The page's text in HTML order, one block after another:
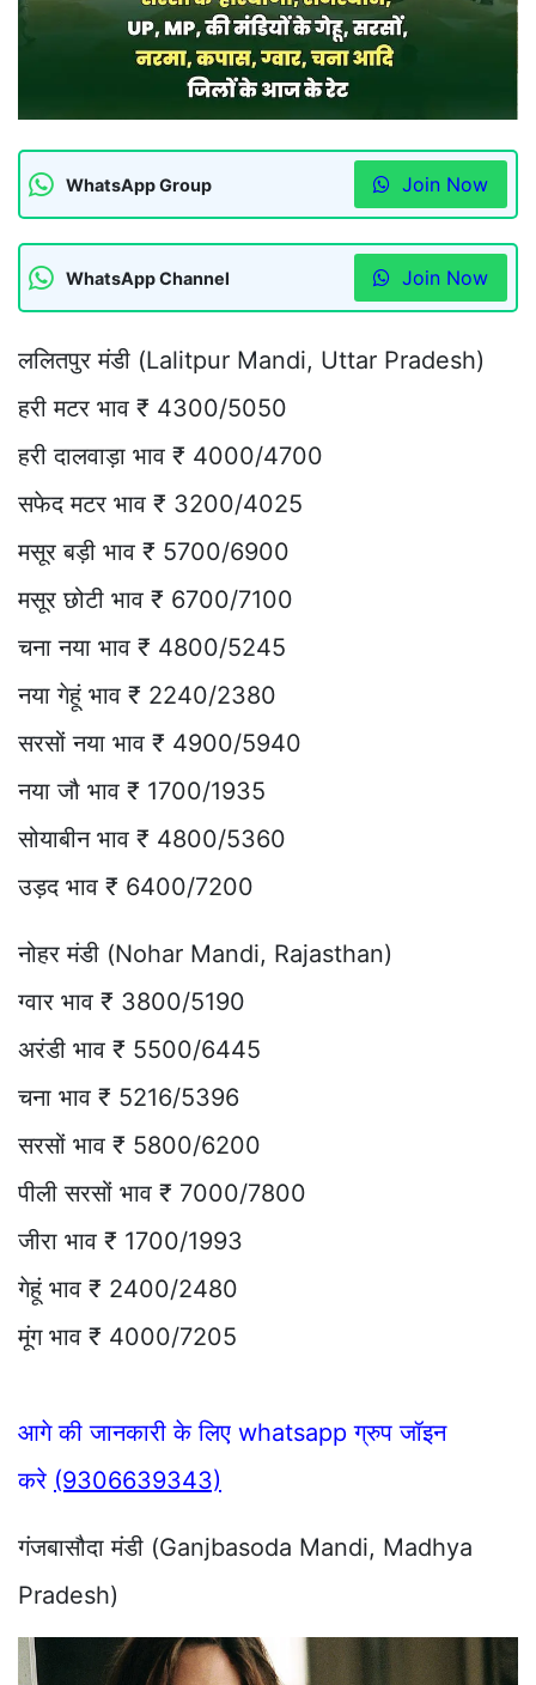
WhatsApp Group Join Now
WhatsApp Channel Join Now
ललितपुर मंडी (Lalitpur Mandi, Uttar Pradesh)
हरी मटर भाव ₹ 4300/5050
हरी दालवाड़ा भाव ₹ 4000/4700
सफेद मटर भाव ₹ 3200/4025
मसूर बड़ी भाव ₹ 5700/6900
मसूर छोटी भाव ₹ 6700/7100
चना नया भाव ₹ 4800/5245
नया गेहूं भाव ₹ 2240/2380
सरसों नया भाव ₹ 4900/5940
नया जौ भाव ₹ 1700/1935
सोयाबीन भाव ₹ 4800/5360
उड़द भाव ₹ 6400/7200
नोहर मंडी (Nohar Mandi, Rajasthan)
ग्वार भाव ₹ 3800/5190
अरंडी भाव ₹ 5500/6445
चना भाव ₹ 5216/5396
सरसों भाव ₹ 5800/6200
पीली सरसों भाव ₹ 7000/7800
जीरा भाव ₹ 1700/1993
गेहूं भाव ₹ 2400/2480
मूंग भाव ₹ 4000/7205
आगे की जानकारी के लिए whatsapp ग्रुप जॉइन
करे (9306639343)
गंजबासौदा मंडी (Ganjbasoda Mandi, Madhya
Pradesh)